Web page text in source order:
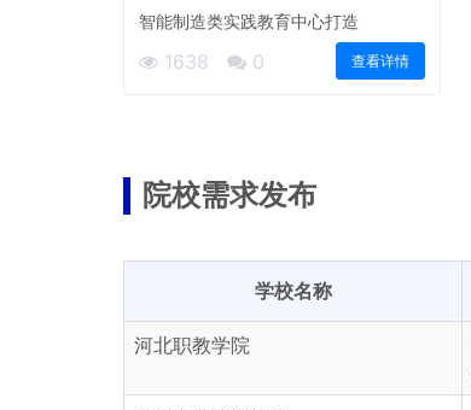
智能制造类实践教育中心打造
1638 0 查看详情
院校需求发布
学校名称
河北职教学院